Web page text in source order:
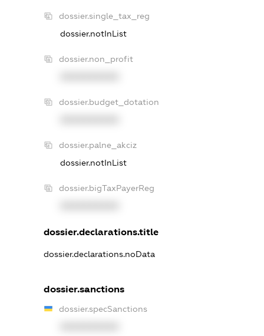
dossier.single_tax_reg
dossier.notInList
dossier.non_profit
dossier.budget_dotation
dossier.palne_akciz
dossier.notInList
dossier.bigTaxPayerReg
dossier.declarations.title
dossier.declarations.noData
dossier.sanctions
dossier.specSanctions